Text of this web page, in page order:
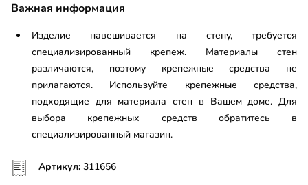
Важная информация
Изделие навешивается на стену, требуется
специализированный крепеж. Материалы стен
различаются, поэтому крепежные средства не
прилагаются. Используйте крепежные средства,
подходящие для материала стен в Вашем доме. Для
выбора крепежных средств обратитесь в
специализированный магазин.
Артикул: 311656